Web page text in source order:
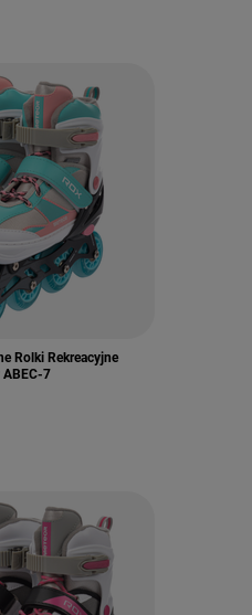
Rolki Rekreacyjne
ABEC-7